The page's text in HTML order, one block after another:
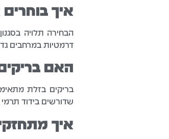
איך
הבחירה תלויה
דרמטיות במרחבים
האם
בריקים בזלת
שדורשים בידוד
איך